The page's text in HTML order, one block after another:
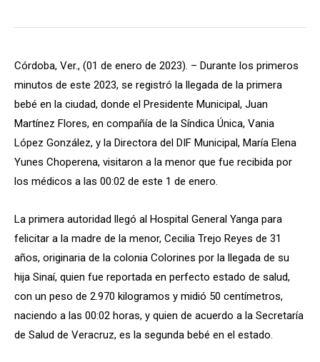
Córdoba, Ver., (01 de enero de 2023). – Durante los primeros
minutos de este 2023, se registró la llegada de la primera
bebé en la ciudad, donde el Presidente Municipal, Juan
Martínez Flores, en compañía de la Síndica Única, Vania
López González, y la Directora del DIF Municipal, María Elena
Yunes Choperena, visitaron a la menor que fue recibida por
los médicos a las 00:02 de este 1 de enero.
La primera autoridad llegó al Hospital General Yanga para
felicitar a la madre de la menor, Cecilia Trejo Reyes de 31
años, originaria de la colonia Colorines por la llegada de su
hija Sinaí, quien fue reportada en perfecto estado de salud,
con un peso de 2.970 kilogramos y midió 50 centímetros,
naciendo a las 00:02 horas, y quien de acuerdo a la Secretaría
de Salud de Veracruz, es la segunda bebé en el estado.